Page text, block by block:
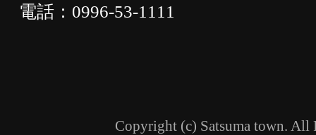
電話：0996-53-1111
Copyright (c) Satsuma town. All